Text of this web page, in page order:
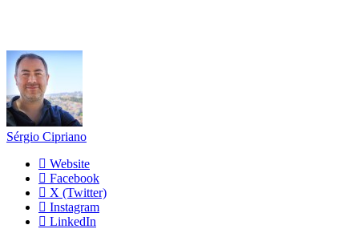
Sérgio Cipriano
Website
Facebook
X (Twitter)
Instagram
LinkedIn